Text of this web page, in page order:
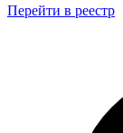
Перейти в реестр